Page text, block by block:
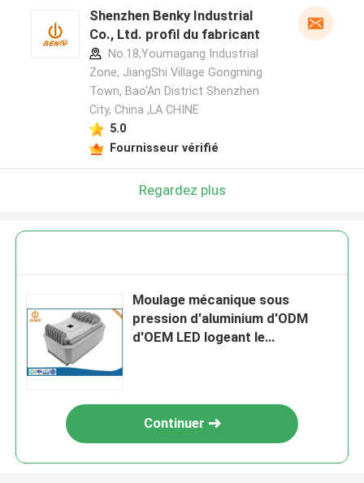
Shenzhen Benky Industrial
Co., Ltd. profil du fabricant
No.18,Youmagang Industrial
Zone, JiangShi Village Gongming
Town, Bao'An District Shenzhen
City, China ,LA CHINE
5.0
Fournisseur vérifié
Regardez plus
Moulage mécanique sous
pression d'aluminium d'ODM
d'OEM LED logeant le
Continuer